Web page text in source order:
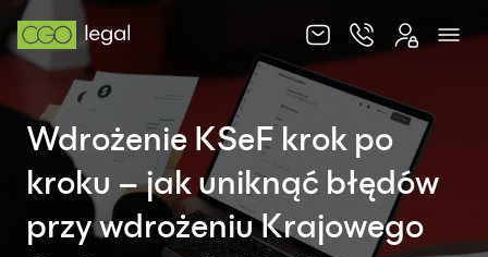
O nas
Zespół
Usługi
Obsługa korporacyjna
Wdrożenie KSeF krok po
kroku – jak uniknąć błędów
przy wdrożeniu Krajowego